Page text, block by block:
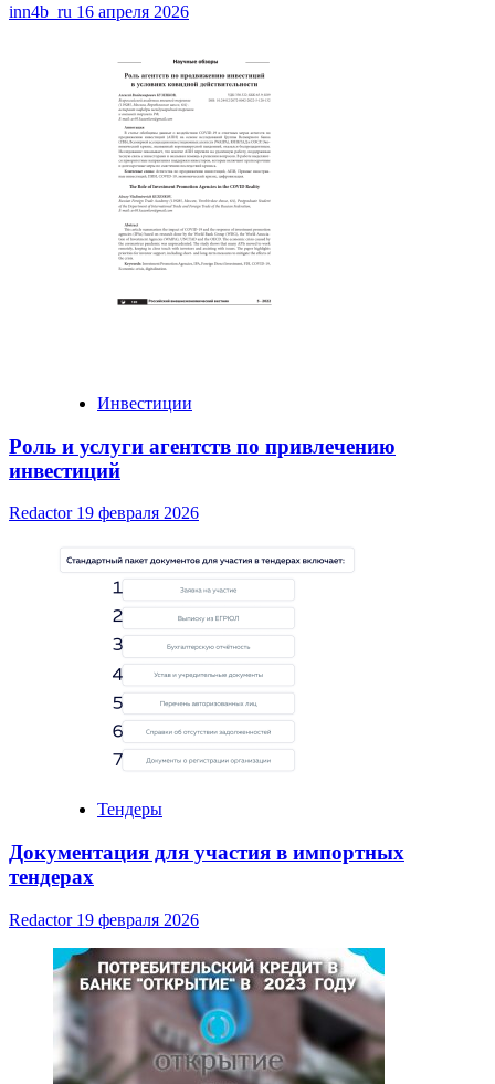
inn4b_ru 16 апреля 2026
Инвестиции
Роль и услуги агентств по привлечению
инвестиций
Redactor 19 февраля 2026
Тендеры
Документация для участия в импортных
тендерах
Redactor 19 февраля 2026